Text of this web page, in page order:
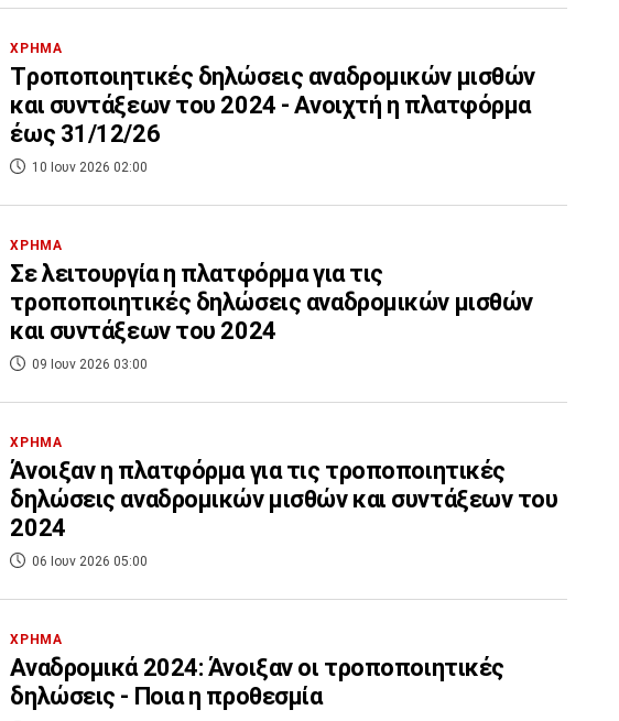
ΧΡΗΜΑ
Tροποποιητικές δηλώσεις αναδρομικών μισθών
και συντάξεων του 2024 - Ανοιχτή η πλατφόρμα
έως 31/12/26
10 Ιουν 2026 02:00
ΧΡΗΜΑ
Σε λειτουργία η πλατφόρμα για τις
τροποποιητικές δηλώσεις αναδρομικών μισθών
και συντάξεων του 2024
09 Ιουν 2026 03:00
ΧΡΗΜΑ
Άνοιξαν η πλατφόρμα για τις τροποποιητικές
δηλώσεις αναδρομικών μισθών και συντάξεων του
2024
06 Ιουν 2026 05:00
ΧΡΗΜΑ
Αναδρομικά 2024: Άνοιξαν οι τροποποιητικές
δηλώσεις - Ποια η προθεσμία